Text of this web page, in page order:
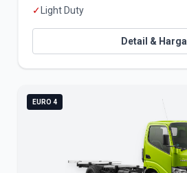
✓ Light Duty
Detail & Harga
EURO 4